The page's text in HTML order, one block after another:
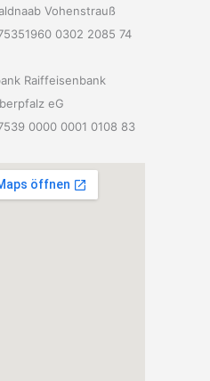
Vohenstrauß
0302 2085 74
Raiffeisenbank
eG
0000 0001 0108 83